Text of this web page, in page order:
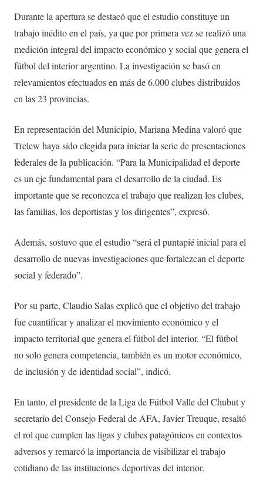
Durante la apertura se destacó que el estudio constituye un
trabajo inédito en el país, ya que por primera vez se realizó una
medición integral del impacto económico y social que genera el
fútbol del interior argentino. La investigación se basó en
relevamientos efectuados en más de 6.000 clubes distribuidos
en las 23 provincias.
En representación del Municipio, Mariana Medina valoró que
Trelew haya sido elegida para iniciar la serie de presentaciones
federales de la publicación. “Para la Municipalidad el deporte
es un eje fundamental para el desarrollo de la ciudad. Es
importante que se reconozca el trabajo que realizan los clubes,
las familias, los deportistas y los dirigentes”, expresó.
Además, sostuvo que el estudio “será el puntapié inicial para el
desarrollo de nuevas investigaciones que fortalezcan el deporte
social y federado”.
Por su parte, Claudio Salas explicó que el objetivo del trabajo
fue cuantificar y analizar el movimiento económico y el
impacto territorial que genera el fútbol del interior. “El fútbol
no solo genera competencia, también es un motor económico,
de inclusión y de identidad social”, indicó.
En tanto, el presidente de la Liga de Fútbol Valle del Chubut y
secretario del Consejo Federal de AFA, Javier Treuque, resaltó
el rol que cumplen las ligas y clubes patagónicos en contextos
adversos y remarcó la importancia de visibilizar el trabajo
cotidiano de las instituciones deportivas del interior.